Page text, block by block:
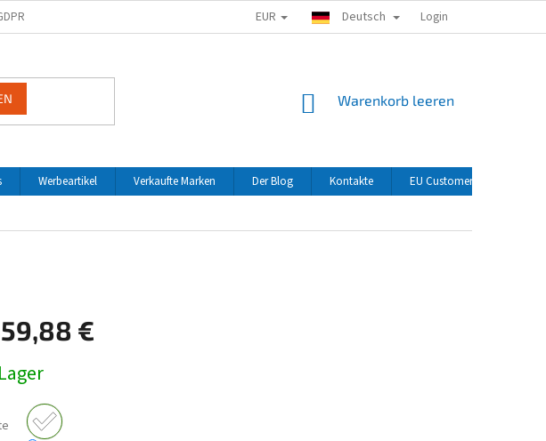
EUR Deutsch Login
WARENKORB
Warenkorb leeren
Werbeartikel Verkaufte Marken Der Blog Kontakte EU Customers
€